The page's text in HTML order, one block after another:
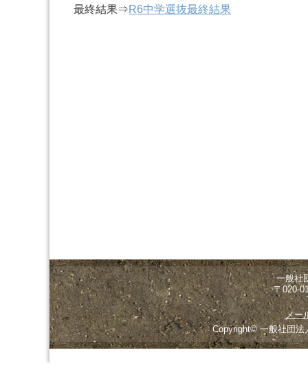
最終結果⇒R6中学選抜最終結果
一般社
〒020-
メー
Copyright© 一般社団法